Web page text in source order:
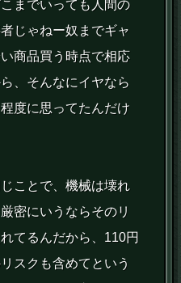
までいっても人間の
じゃねー奴までギャ
商品買う時点で相応
、そんなにイヤなら
度に思ってたんだけ
ことで、機械は壊れ
密にいうならそのリ
てるんだから、110円
スクも含めてという